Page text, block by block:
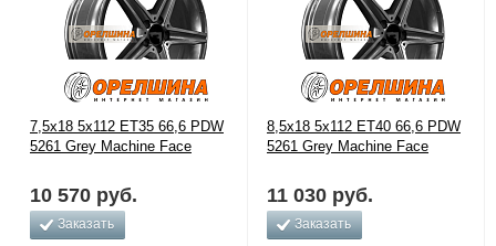
7,5x18 5x112 ET35 66,6 PDW
5261 Grey Machine Face
10 570 руб.
Заказать
8,5x18 5x112 ET40 66,6 PDW
5261 Grey Machine Face
11 030 руб.
Заказать